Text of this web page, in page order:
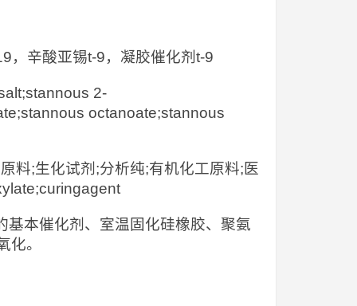
，辛酸亚锡t-9，凝胶催化剂t-9
2-
octanoate;stannous
料;生化试剂;分析纯;有机化工原料;医
本催化剂、室温固化硅橡胶、聚氨
化。